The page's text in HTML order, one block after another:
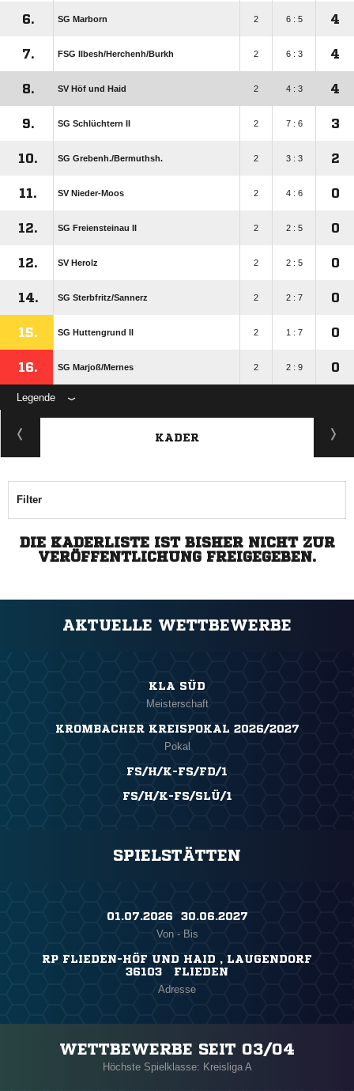
6. SG Marborn 2 6 : 5 4
7. FSG Ilbesh/​Herchenh/​Burkh 2 6 : 3 4
8. SV Höf und Haid 2 4 : 3 4
9. SG Schlüchtern II 2 7 : 6 3
10. SG Grebenh./​Bermuthsh. 2 3 : 3 2
11. SV Nieder-Moos 2 4 : 6 0
12. SG Freiensteinau II 2 2 : 5 0
12. SV Herolz 2 2 : 5 0
14. SG Sterbfritz/​Sannerz 2 2 : 7 0
15. SG Huttengrund II 2 1 : 7 0
16. SG Marjoß/​Mernes 2 2 : 9 0
Legende
KADER
Filter
DIE KADERLISTE IST BISHER NICHT ZUR
VERÖFFENTLICHUNG FREIGEGEBEN.
AKTUELLE WETTBEWERBE
KLA SÜD
Meisterschaft
KROMBACHER KREISPOKAL 2026/2027
Pokal
FS/H/K-FS/FD/1
FS/H/K-FS/SLÜ/1
SPIELSTÄTTEN
01.07.2026 ​ 30.06.2027
Von - Bis
RP FLIEDEN-HÖF UND HAID , LAUGENDORF
36103 FLIEDEN
Adresse
WETTBEWERBE SEIT 03/04
Höchste Spielklasse: Kreisliga A